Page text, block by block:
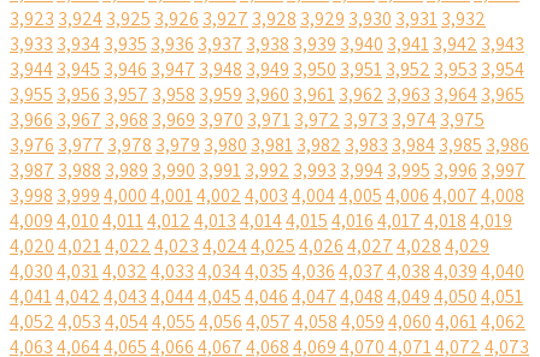
3,923 3,9243,925 3,926 3,927 3,928 3,929 3,930 3,9313,932
3,933 3,9343,935 3,936 3,937 3,938 3,939 3,940 3,9413,942 3,943
3,9443,945 3,946 3,947 3,948 3,949 3,950 3,9513,952 3,953 3,954
3,955 3,956 3,957 3,958 3,959 3,960 3,9613,962 3,963 3,9643,965
3,966 3,967 3,968 3,969 3,970 3,9713,972 3,973 3,9743,975
3,976 3,977 3,978 3,979 3,980 3,9813,982 3,983 3,9843,985 3,986
3,987 3,988 3,989 3,990 3,9913,992 3,993 3,9943,995 3,996 3,997
3,998 3,9994,0004,0014,0024,0034,0044,0054,0064,0074,008
4,0094,0104,0114,0124,0134,0144,0154,0164,0174,0184,019
4,0204,0214,0224,0234,0244,0254,0264,0274,0284,029
4,0304,0314,0324,0334,0344,0354,0364,0374,0384,0394,040
4,0414,0424,0434,0444,0454,0464,0474,0484,0494,0504,051
4,0524,0534,0544,0554,0564,0574,0584,0594,0604,0614,062
4,0634,0644,0654,0664,0674,0684,0694,0704,0714,0724,073